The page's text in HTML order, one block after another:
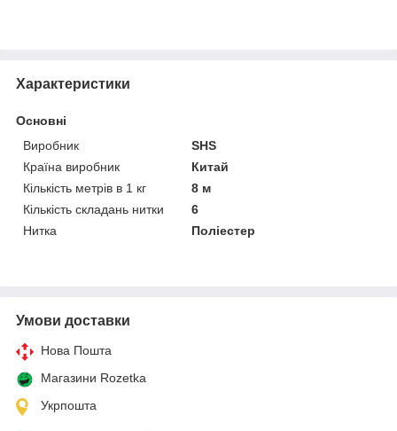
Характеристики
Основні
Виробник
SHS
Країна виробник
Китай
Кількість метрів в 1 кг
8 м
Кількість складань нитки
6
Нитка
Поліестер
Умови доставки
Нова Пошта
Магазини Rozetka
Укрпошта